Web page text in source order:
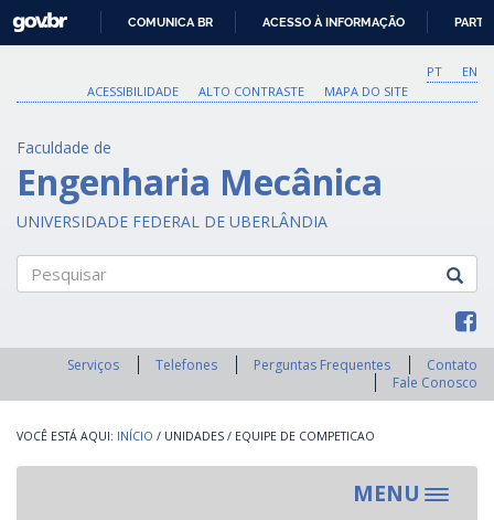
O
CONTEÚDO
GOVBR
COMUNICA BR ACESSO À INFORMAÇÃO
PT
EN
ACESSIBILIDADE
ALTO CONTRASTE MAPA DO SITE
Faculdade de
Engenharia Mecânica
UNIVERSIDADE FEDERAL DE UBERLÂNDIA
Serviços Telefones Perguntas Frequentes
Contato
Fale Conosco
INÍCIO / UNIDADES / EQUIPE DE COMPETICAO
MENU
Toggle